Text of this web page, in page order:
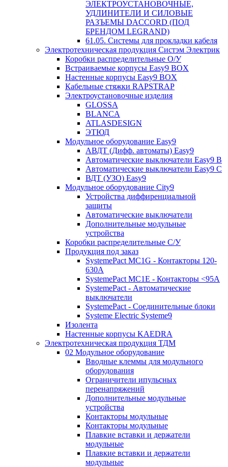
ЭЛЕКТРОУСТАНОВОЧНЫЕ,
УДЛИНИТЕЛИ И СИЛОВЫЕ
РАЗЪЕМЫ DACCORD (ПОД
БРЕНДОМ LEGRAND)
61.05. Системы для прокладки кабеля
Электротехническая продукция Систэм Электрик
Коробки распределительные О/У
Встраиваемые корпусы Easy9 BOX
Настенные корпусы Easy9 BOX
Кабельные стяжки RAPSTRAP
Электроустановочные изделия
GLOSSA
BLANCA
ATLASDESIGN
ЭТЮД
Модульное оборудование Easy9
АВДТ (Дифф. автоматы) Easy9
Автоматические выключатели Easy9 В
Автоматические выключатели Easy9 С
ВДТ (УЗО) Easy9
Модульное оборудование City9
Устройства диффиренциальной
защиты
Автоматические выключатели
Дополнительные модульные
устройства
Коробки распределительные C/У
Продукция под заказ
SystemePact MC1G - Контакторы 120-
630A
SystemePact MC1E - Контакторы <95A
SystemePact - Автоматические
выключатели
SystemePact - Соединительные блоки
Systeme Electric Systeme9
Изолента
Настенные корпусы KAEDRA
Электротехническая продукция ТДМ
02 Модульное оборудование
Вводные клеммы для модульного
оборудования
Ограничители ипульсных
перенапряжений
Дополнительные модульные
устройства
Контакторы модульные
Контакторы модульные
Плавкие вставки и держатели
модульные
Плавкие вставки и держатели
модульные